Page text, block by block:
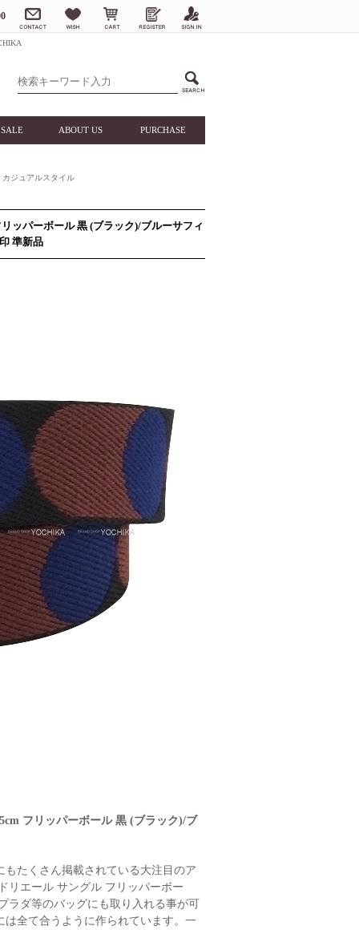
SALE ABOUT US PURCHASE
カジュアルスタイル
ッパーボール 黒 (ブラック)/ブルーサフィ
準新品
フリッパーボール 黒 (ブラック)/ブ
たくさん掲載されている大注目のア
リエール サングル フリッパーボー
ラダ等のバッグにも取り入れる事が可
全て合うように作られています。一